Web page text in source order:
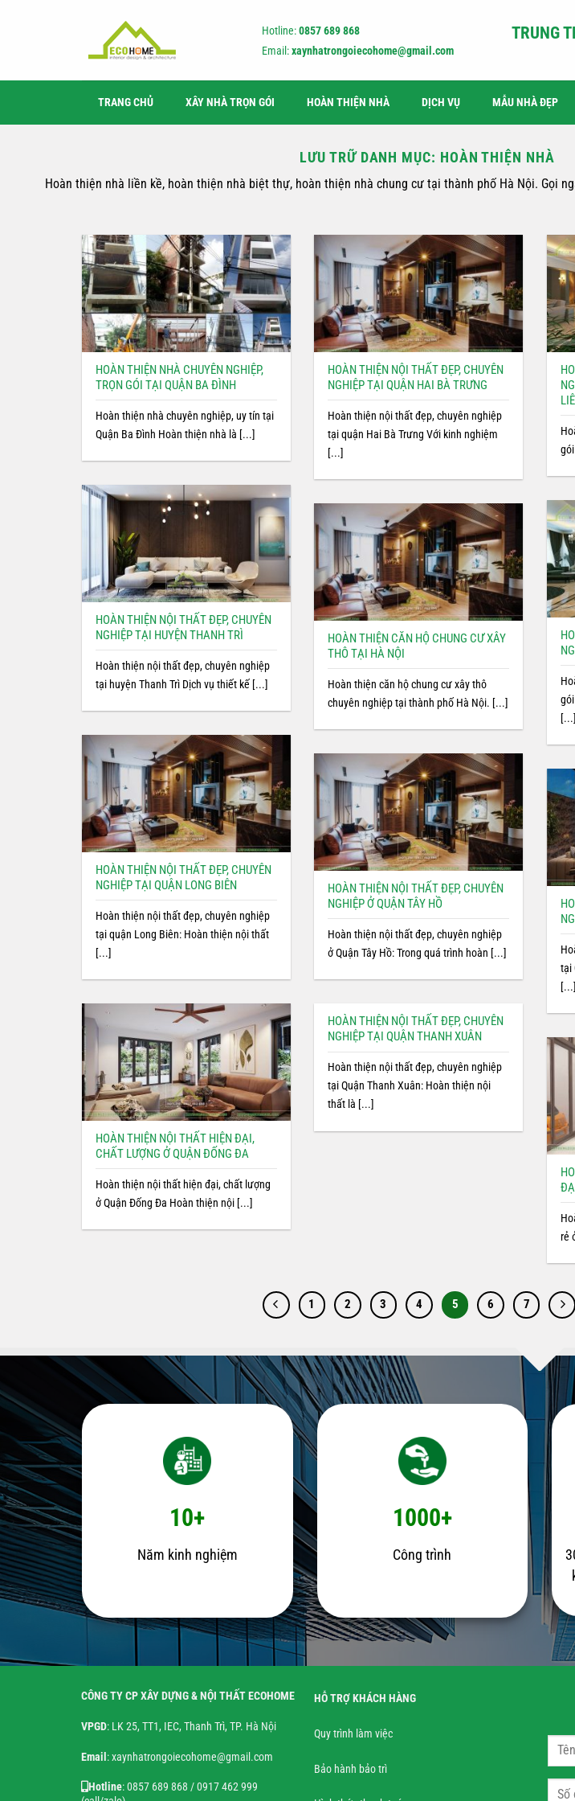
Hotline:0857 689 868
Email:xaynhatrongoiecohome@gmail.com
TRUNG
TRANG CHỦ XÂY NHÀ TRỌN GÓI HOÀN THIỆN NHÀ DỊCH VỤ MẪU NHÀ ĐẸP
LƯU TRỮ DANH MỤC: HOÀN THIỆN NHÀ
Hoàn thiện nhà liền kề, hoàn thiện nhà biệt thự, hoàn thiện nhà chung cư tại thành phố Hà Nội. Gọi
HOÀN THIỆN NHÀ CHUYÊN NGHIỆP,
TRỌN GÓI TẠI QUẬN BA ĐÌNH
Hoàn thiện nhà chuyên nghiệp, uy tín tại
Quận Ba Đình Hoàn thiện nhà là [...]
HOÀN THIỆN NỘI THẤT ĐẸP, CHUYÊN
NGHIỆP TẠI QUẬN HAI BÀ TRƯNG
Hoàn thiện nội thất đẹp, chuyên nghiệp
tại quận Hai Bà Trưng Với kinh nghiệm
[...]
HOÀN THIỆN NỘI THẤT ĐẸP, CHUYÊN
NGHIỆP TẠI HUYỆN THANH TRÌ
Hoàn thiện nội thất đẹp, chuyên nghiệp
tại huyện Thanh Trì Dịch vụ thiết kế [...]
[...]
HOÀN THIỆN CĂN HỘ CHUNG CƯ XÂY
THÔ TẠI HÀ NỘI
Hoàn thiện căn hộ chung cư xây thô
chuyên nghiệp tại thành phố Hà Nội. [...]
HOÀN THIỆN NỘI THẤT ĐẸP, CHUYÊN
NGHIỆP TẠI QUẬN LONG BIÊN
Hoàn thiện nội thất đẹp, chuyên nghiệp
tại quận Long Biên: Hoàn thiện nội thất
[...]
HOÀN THIỆN NỘI THẤT ĐẸP, CHUYÊN
NGHIỆP Ở QUẬN TÂY HỒ
Hoàn thiện nội thất đẹp, chuyên nghiệp
ở Quận Tây Hồ: Trong quá trình hoàn [...]
tại
[...]
HOÀN THIỆN NỘI THẤT HIỆN ĐẠI,
CHẤT LƯỢNG Ở QUẬN ĐỐNG ĐA
Hoàn thiện nội thất hiện đại, chất lượng
ở Quận Đống Đa Hoàn thiện nội [...]
HOÀN THIỆN NỘI THẤT ĐẸP, CHUYÊN
NGHIỆP TẠI QUẬN THANH XUÂN
Hoàn thiện nội thất đẹp, chuyên nghiệp
tại Quận Thanh Xuân: Hoàn thiện nội
thất là [...]
rẻ
1 2 3 4 5 6 7
10+
Năm kinh nghiệm
1000+
Công trình
CÔNG TY CP XÂY DỰNG & NỘI THẤT ECOHOME
VPGD: LK 25, TT1, IEC, Thanh Trì, TP. Hà Nội
Email : xaynhatrongoiecohome@gmail.com
Hotline: 0857 689 868 / 0917 462 999
HỖ TRỢ KHÁCH HÀNG
Quy trình làm việc
Bảo hành bảo trì